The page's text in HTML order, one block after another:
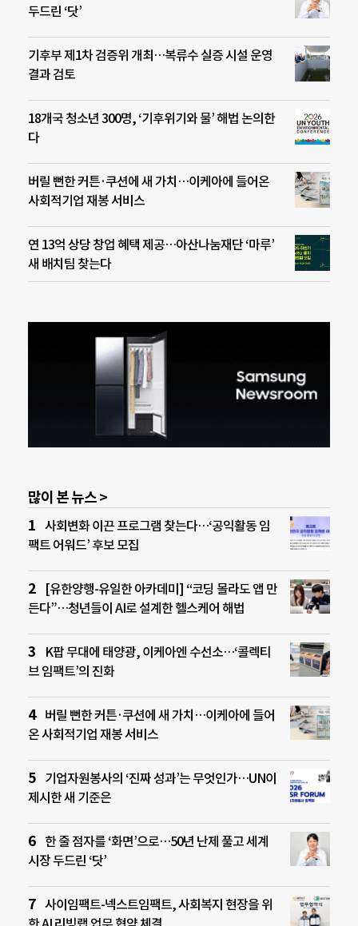
두드린 ‘닷’
기후부 제1차 검증위 개최…복류수 실증 시설 운영
결과 검토
18개국 청소년 300명, ‘기후위기와 물’ 해법 논의한
다
버릴 뻔한 커튼·쿠션에 새 가치…이케아에 들어온
사회적기업 재봉 서비스
연 13억 상당 창업 혜택 제공…아산나눔재단 ‘마루’
새 배치팀 찾는다
많이 본 뉴스 >
사회변화 이끈 프로그램 찾는다…‘공익활동 임
팩트 어워드’ 후보 모집
[유한양행-유일한 아카데미] “코딩 몰라도 앱 만
든다”…청년들이 AI로 설계한 헬스케어 해법
K팝 무대에 태양광, 이케아엔 수선소…‘콜렉티
브 임팩트’의 진화
버릴 뻔한 커튼·쿠션에 새 가치…이케아에 들어
온 사회적기업 재봉 서비스
기업자원봉사의 ‘진짜 성과’는 무엇인가…UN이
제시한 새 기준은
한 줄 점자를 ‘화면’으로…50년 난제 풀고 세계
시장 두드린 ‘닷’
사이임팩트-넥스트임팩트, 사회복지 현장을 위